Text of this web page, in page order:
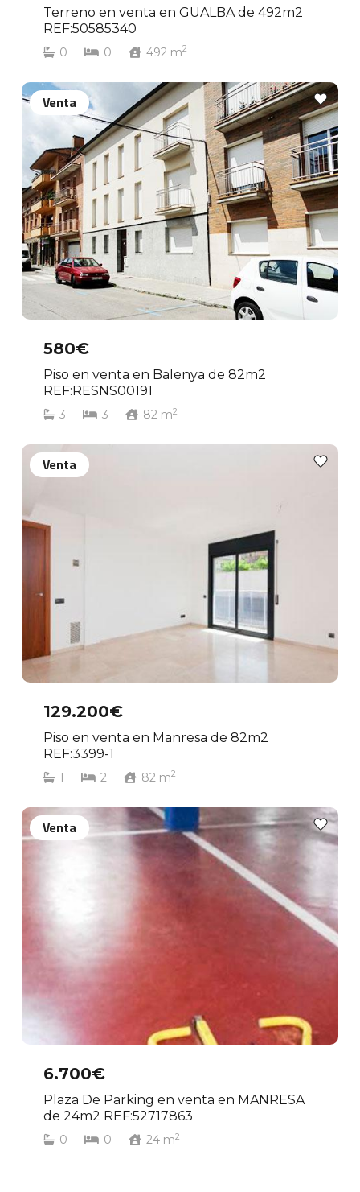
Terreno en venta en GUALBA de 492m2
REF:50585340
0 0 492 m2
580€
Piso en venta en Balenya de 82m2
REF:RESNS00191
3 3 82m2
Venta
129.200€
Piso en venta en Manresa de 82m2
REF:3399-1
1 2 82 m2
Venta
6.700€
Plaza De Parking en venta en MANRESA
de 24m2 REF:52717863
0 0 24m2
Venta